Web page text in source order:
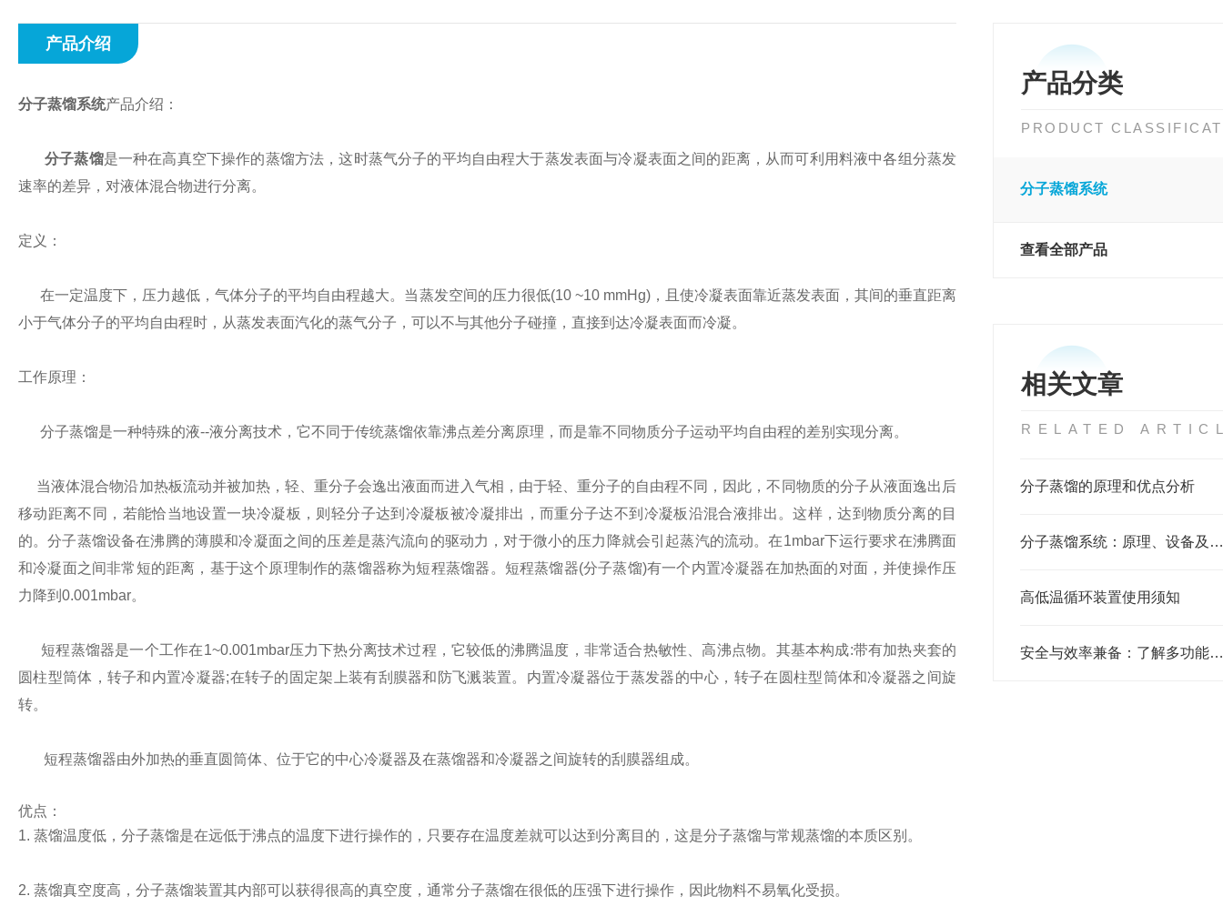
产品分类
PRODUCT
分子蒸馏系统
查看全部产品
相关文章
RELATED
分子蒸馏的原理和优点分析
分子蒸馏系统：原理、设备及应用深度解析
高低温循环装置使用须知
安全与效率兼备：了解多功能单层玻璃反应釜的设计优势
产品介绍
分子蒸馏系统产品介绍：
分子蒸馏是一种在高真空下操作的蒸馏方法，这时蒸气分子的平均自由程大于蒸发表面与冷凝表面之间的距离，从而可利用料液中各组分蒸发
速率的差异，对液体混合物进行分离。
定义：
在一定温度下，压力越低，气体分子的平均自由程越大。当蒸发空间的压力很低(10 ~10 mmHg)，且使冷凝表面靠近蒸发表面，其间的垂直距离
小于气体分子的平均自由程时，从蒸发表面汽化的蒸气分子，可以不与其他分子碰撞，直接到达冷凝表面而冷凝。
工作原理：
分子蒸馏是一种特殊的液--液分离技术，它不同于传统蒸馏依靠沸点差分离原理，而是靠不同物质分子运动平均自由程的差别实现分离。
当液体混合物沿加热板流动并被加热，轻、重分子会逸出液面而进入气相，由于轻、重分子的自由程不同，因此，不同物质的分子从液面逸出后
移动距离不同，若能恰当地设置一块冷凝板，则轻分子达到冷凝板被冷凝排出，而重分子达不到冷凝板沿混合液排出。这样，达到物质分离的目
的。分子蒸馏设备在沸腾的薄膜和冷凝面之间的压差是蒸汽流向的驱动力，对于微小的压力降就会引起蒸汽的流动。在1mbar下运行要求在沸腾面
和冷凝面之间非常短的距离，基于这个原理制作的蒸馏器称为短程蒸馏器。短程蒸馏器(分子蒸馏)有一个内置冷凝器在加热面的对面，并使操作压
力降到0.001mbar。
短程蒸馏器是一个工作在1~0.001mbar压力下热分离技术过程，它较低的沸腾温度，非常适合热敏性、高沸点物。其基本构成:带有加热夹套的
圆柱型筒体，转子和内置冷凝器;在转子的固定架上装有刮膜器和防飞溅装置。内置冷凝器位于蒸发器的中心，转子在圆柱型筒体和冷凝器之间旋
转。
短程蒸馏器由外加热的垂直圆筒体、位于它的中心冷凝器及在蒸馏器和冷凝器之间旋转的刮膜器组成。
优点：
1. 蒸馏温度低，分子蒸馏是在远低于沸点的温度下进行操作的，只要存在温度差就可以达到分离目的，这是分子蒸馏与常规蒸馏的本质区别。
2. 蒸馏真空度高，分子蒸馏装置其内部可以获得很高的真空度，通常分子蒸馏在很低的压强下进行操作，因此物料不易氧化受损。